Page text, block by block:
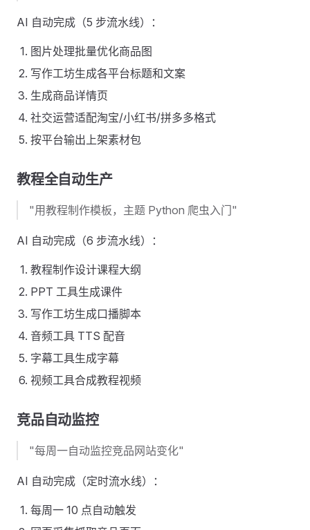
AI 自动完成（5 步流水线）：
图片处理批量优化商品图
写作工坊生成各平台标题和文案
生成商品详情页
社交运营适配淘宝/小红书/拼多多格式
按平台输出上架素材包
教程全自动生产
"用教程制作模板，主题 Python 爬虫入门"
AI 自动完成（6 步流水线）：
教程制作设计课程大纲
PPT 工具生成课件
写作工坊生成口播脚本
音频工具 TTS 配音
字幕工具生成字幕
视频工具合成教程视频
竞品自动监控
"每周一自动监控竞品网站变化"
AI 自动完成（定时流水线）：
每周一 10 点自动触发